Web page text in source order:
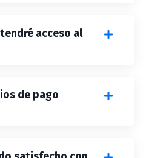
acceso al
de pago